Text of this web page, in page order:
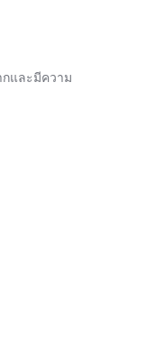
และมีความ